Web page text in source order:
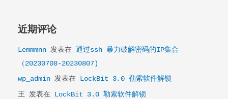
近期评论
Lemmmnn发表在 通过ssh 暴力破解密码的IP集合
（20230708-20230807)
wp_admin发表在 LockBit 3.0 勒索软件解锁
王 发表在 LockBit 3.0 勒索软件解锁